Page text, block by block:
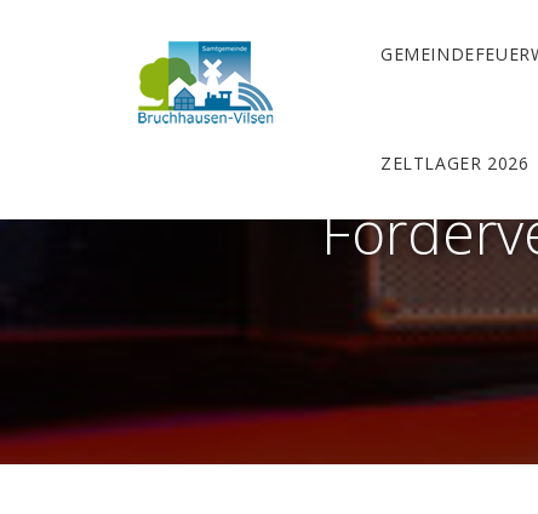
ZELTLAGER 2026